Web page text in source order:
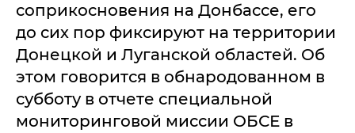
соприкосновения на Донбассе, его
до сих пор фиксируют на территории
Донецкой и Луганской областей. Об
этом говорится в обнародованном в
субботу в отчете специальной
мониторинговой миссии ОБСЕ в